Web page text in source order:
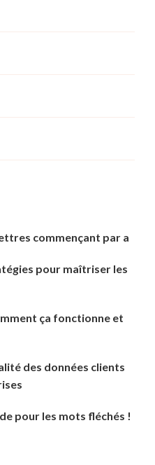
commençant par a
pour maîtriser les
ça fonctionne et
des données clients
pour les mots fléchés !